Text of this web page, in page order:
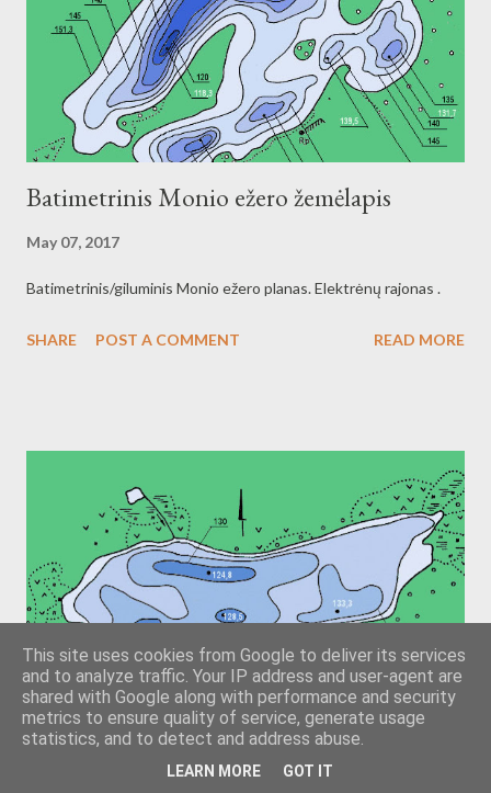
Batimetrinis Monio ežero žemėlapis
May 07, 2017
Batimetrinis/giluminis Monio ežero planas. Elektrėnų rajonas .
SHARE POST A COMMENT READ MORE
Batimetrinis Monaičio ežero žemėlapis
This site uses cookies from Google to deliver its services
and to analyze traffic. Your IP address and user-agent are
shared with Google along with performance and security
metrics to ensure quality of service, generate usage
statistics, and to detect and address abuse.
LEARN MORE GOT IT